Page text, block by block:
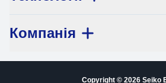
Компанія
Copyright © 2026 Seiko